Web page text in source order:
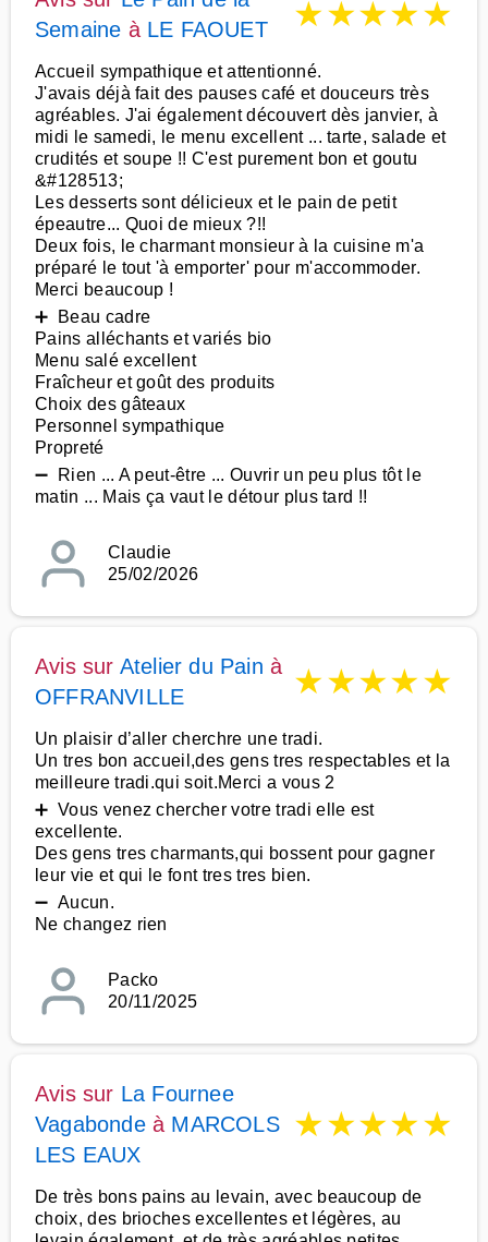
Semaine à LE FAOUET ★★★★★
Accueil sympathique et attentionné.
J'avais déjà fait des pauses café et douceurs très
agréables. J'ai également découvert dès janvier, à
midi le samedi, le menu excellent ... tarte, salade et
crudités et soupe !! C'est purement bon et goutu
&#128513;
Les desserts sont délicieux et le pain de petit
épeautre... Quoi de mieux ?!!
Deux fois, le charmant monsieur à la cuisine m'a
préparé le tout 'à emporter' pour m'accommoder.
Merci beaucoup !
➕ Beau cadre
Pains alléchants et variés bio
Menu salé excellent
Fraîcheur et goût des produits
Choix des gâteaux
Personnel sympathique
Propreté
➖ Rien ... A peut-être ... Ouvrir un peu plus tôt le
matin ... Mais ça vaut le détour plus tard !!
Claudie
25/02/2026
Avis sur Atelier du Pain à
OFFRANVILLE
★★★★★
Un plaisir d’aller cherchre une tradi.
Un tres bon accueil,des gens tres respectables et la
meilleure tradi.qui soit.Merci a vous 2
➕ Vous venez chercher votre tradi elle est
excellente.
Des gens tres charmants,qui bossent pour gagner
leur vie et qui le font tres tres bien.
➖ Aucun.
Ne changez rien
Packo
20/11/2025
Avis sur La Fournee
Vagabondeà MARCOLS
LES EAUX
★★★★★
De très bons pains au levain, avec beaucoup de
choix, des brioches excellentes et légères, au